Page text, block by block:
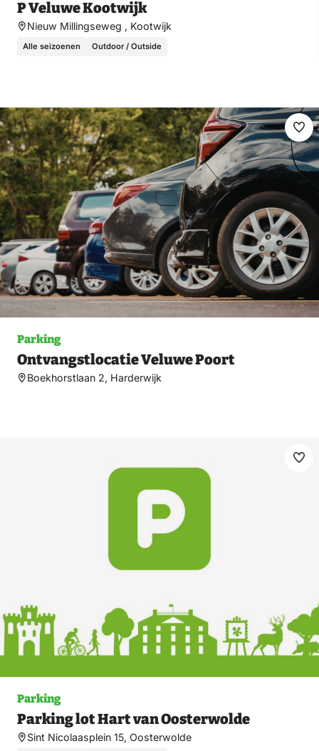
P Veluwe Kootwijk
Nieuw Millingseweg , Kootwijk
Alle seizoenen Outdoor / Outside
Parking
Ontvangstlocatie Veluwe Poort
Boekhorstlaan 2, Harderwijk
Parking
Parking lot Hart van Oosterwolde
Sint Nicolaasplein 15, Oosterwolde